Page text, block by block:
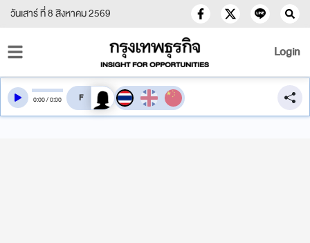
วันเสาร์ ที่ 8 สิงหาคม 2569
Login
0:00/0:00 สลับเสียงอ่าน